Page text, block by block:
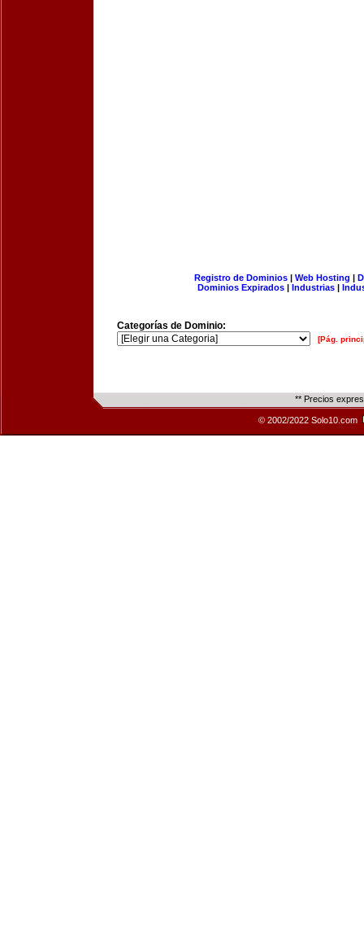
Registro de Dominios| Web Hosting |
Dominios Expirados | Industrias |
Categorías de Dominio:
[Pág.
** Precios
© 2002/2022 Solo10.com